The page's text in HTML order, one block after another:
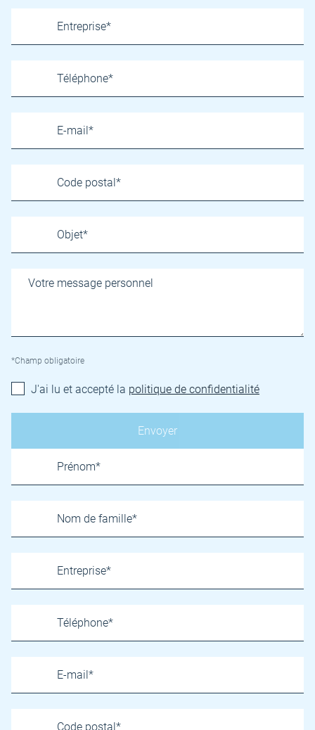
*Champ obligatoire
J'ai lu et accepté la politique de confidentialité